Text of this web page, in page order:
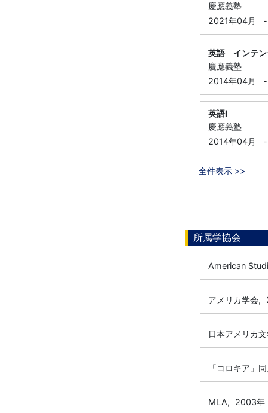
慶應義塾
2021年04月
-
英語 インテ
慶應義塾
2014年04月
-
英語I
慶應義塾
2014年04月
-
全件表示 >>
所属学協会
American
アメリカ学会,
日本アメリカ
「コロキア」
MLA, 2003年